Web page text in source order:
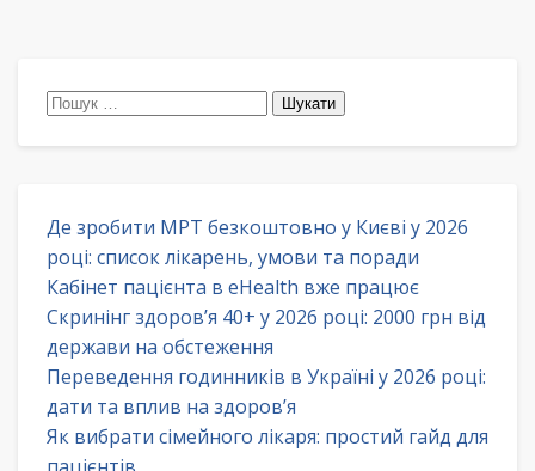
Пошук:
Де зробити МРТ безкоштовно у Києві у 2026
році: список лікарень, умови та поради
Кабінет пацієнта в eHealth вже працює
Скринінг здоров’я 40+ у 2026 році: 2000 грн від
держави на обстеження
Переведення годинників в Україні у 2026 році:
дати та вплив на здоров’я
Як вибрати сімейного лікаря: простий гайд для